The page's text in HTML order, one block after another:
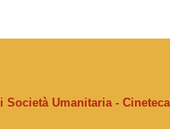
Umanitaria -